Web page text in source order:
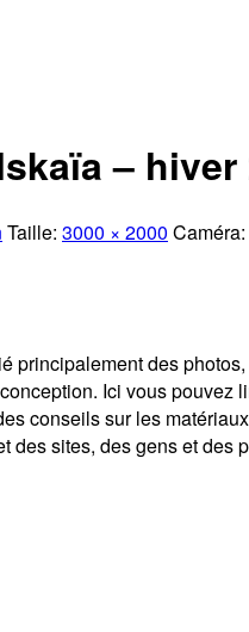
– hiver
Taille: 3000 × 2000 Caméra:
principalement des
Ici vous pouvez
conseils sur les
des sites, des gens et